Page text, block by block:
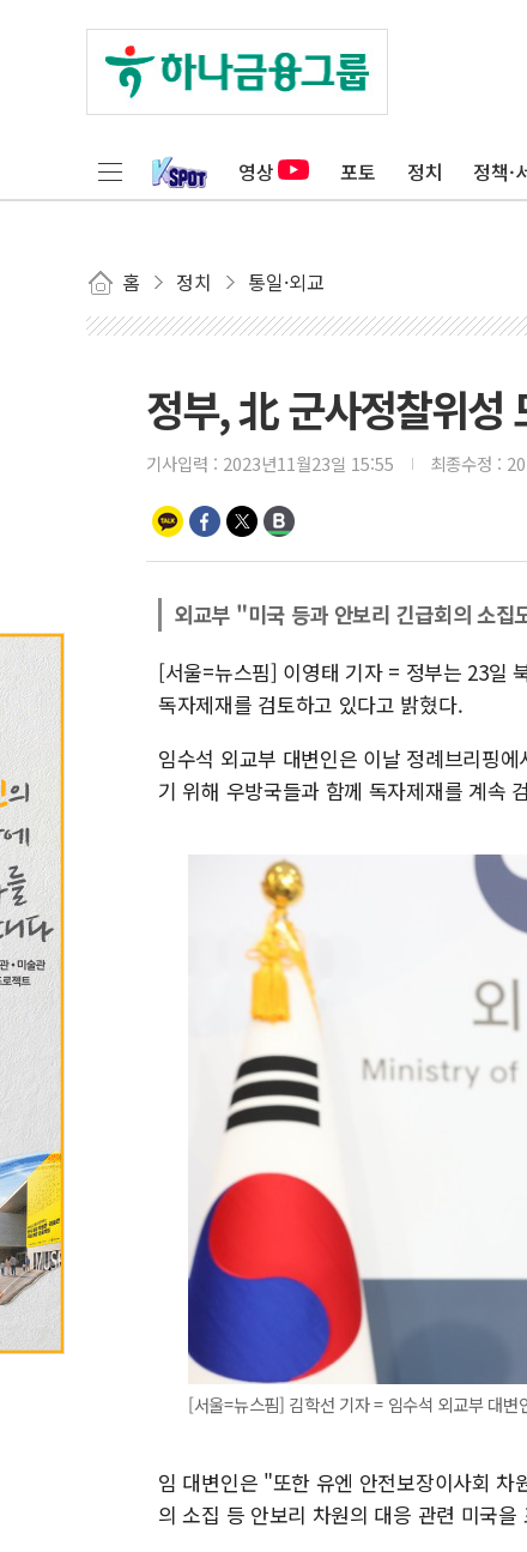
영상 포토 정치 정책·
홈 정치 통일·외교
정부, 北 군사정찰위성
기사입력 : 2023년11월23일 15:55 최종수정 :
외교부 "미국 등과 안보리 긴급회의 소집
[서울=뉴스핌] 이영태 기자 = 정부는 23일
독자제재를 검토하고 있다고 밝혔다.
임수석 외교부 대변인은 이날 정례브리핑
기 위해 우방국들과 함께 독자제재를 계속
[서울=뉴스핌] 김학선 기자 = 임수석 외교부
임 대변인은 "또한 유엔 안전보장이사회
의 소집 등 안보리 차원의 대응 관련 미국